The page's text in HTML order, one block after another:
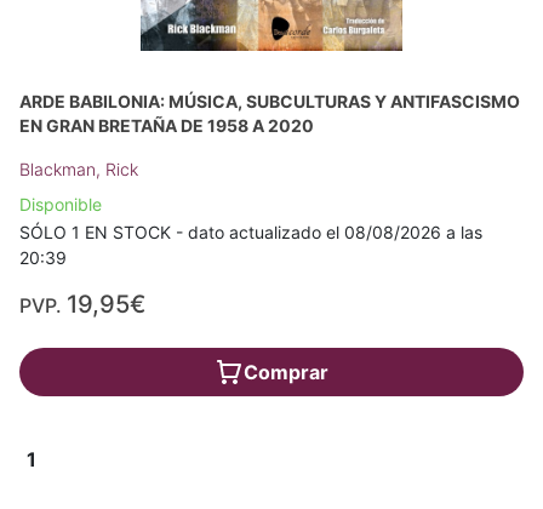
ARDE BABILONIA: MÚSICA, SUBCULTURAS Y ANTIFASCISMO
EN GRAN BRETAÑA DE 1958 A 2020
Blackman, Rick
Disponible
SÓLO 1 EN STOCK - dato actualizado el 08/08/2026 a las
20:39
PVP. 19,95€
Comprar
1